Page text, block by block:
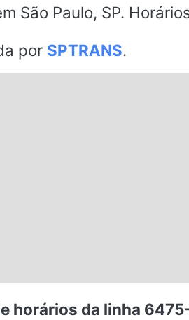
São Paulo, SP.
por SPTRANS.
horários da linha